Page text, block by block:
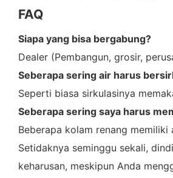
FAQ
Siapa yang bisa bergabung?
Dealer (Pembangun, grosir,
Seberapa sering air harus
Seperti biasa sirkulasinya
Seberapa sering saya harus
Beberapa kolam renang
Setidaknya seminggu sekali,
keharusan, meskipun Anda